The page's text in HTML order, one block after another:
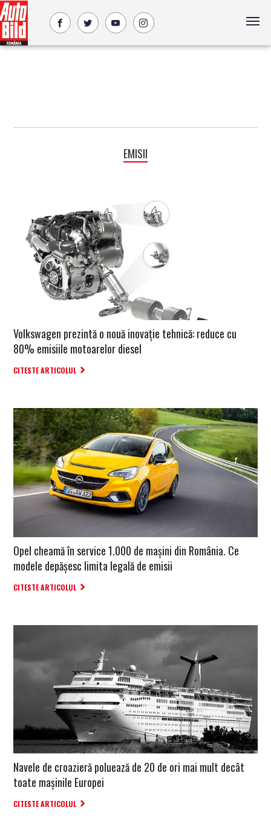
EMISII
Volkswagen prezintă o nouă inovație tehnică: reduce cu
80% emisiile motoarelor diesel
CITESTE ARTICOLUL
Opel cheamă în service 1.000 de mașini din România. Ce
modele depășesc limita legală de emisii
CITESTE ARTICOLUL
Navele de croazieră poluează de 20 de ori mai mult decât
toate mașinile Europei
CITESTE ARTICOLUL